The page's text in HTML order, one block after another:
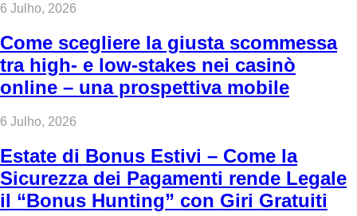
6 Julho, 2026
Come scegliere la giusta scommessa
tra high‑ e low‑stakes nei casinò
online – una prospettiva mobile
6 Julho, 2026
Estate di Bonus Estivi – Come la
Sicurezza dei Pagamenti rende Legale
il “Bonus Hunting” con Giri Gratuiti